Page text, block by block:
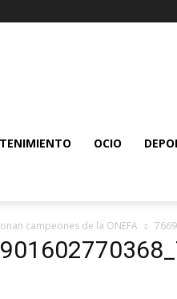
OCIO
campeones de la ONEFA